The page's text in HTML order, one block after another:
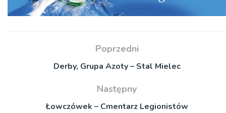
Poprzedni
Derby, Grupa Azoty – Stal Mielec
Następny
Łowczówek – Cmentarz Legionistów